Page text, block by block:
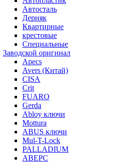
Автосталь
Дерняк
Квартирные
крестовые
Специальные
Заводской оригинал
Apecs
Avers (Китай)
CISA
Crit
FUARO
Gerda
Abloy ключи
Mottura
ABUS ключи
Mul-T-Lock
PALLADIUM
АВЕРС